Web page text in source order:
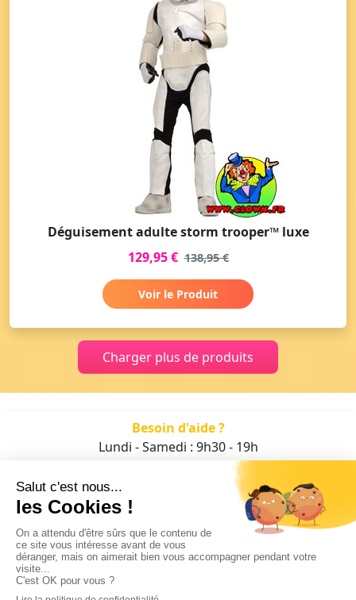
Déguisement adulte storm trooper™ luxe
129,95 € 138,95 €
Voir le Produit
Charger plus de produits
Besoin d'aide ?
Lundi - Samedi : 9h30 - 19h